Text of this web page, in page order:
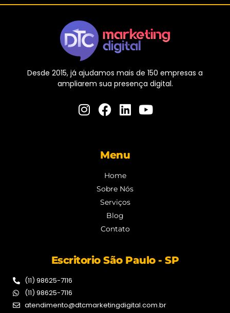
Desde 2015, já ajudamos mais de 150 empresas a
ampliarem sua presença digital.
Menu
Home
Sobre Nós
Serviços
Blog
Contato
Escritorio São Paulo - SP
(11) 98625-7116
(11) 98625-7116
atendimento@dtcmarketingdigital.com.br